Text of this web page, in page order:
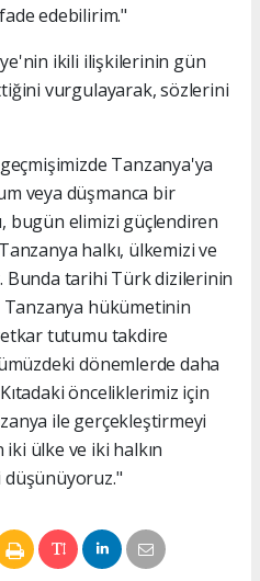
edebilirim."
ikili ilişkilerinin gün
vurgulayarak, sözlerini
Tanzanya'ya
veya düşmanca bir
bugün elimizi güçlendiren
halkı, ülkemizi ve
Bunda tarihi Türk dizilerinin
Tanzanya hükümetinin
tutumu takdire
dönemlerde daha
önceliklerimiz için
ile gerçekleştirmeyi
ülke ve iki halkın
düşünüyoruz."